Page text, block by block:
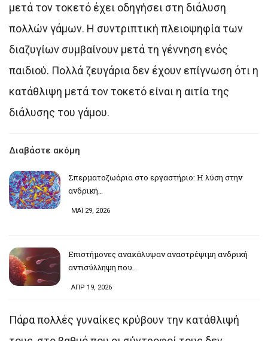
μετά τον τοκετό έχει οδηγήσει στη διάλυση
πολλών γάμων. Η συντριπτική πλειοψηφία των
διαζυγίων συμβαίνουν μετά τη γέννηση ενός
παιδιού. Πολλά ζευγάρια δεν έχουν επίγνωση ότι η
κατάθλιψη μετά τον τοκετό είναι η αιτία της
διάλυσης του γάμου.
Διαβάστε ακόμη
Σπερματοζωάρια στο εργαστήριο: Η λύση στην
ανδρική…
ΜΑΪ 29, 2026
Επιστήμονες ανακάλυψαν αναστρέψιμη ανδρική
αντισύλληψη που…
ΑΠΡ 19, 2026
Πάρα πολλές γυναίκες κρύβουν την κατάθλιψή